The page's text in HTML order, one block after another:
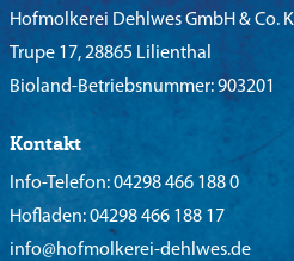
Hofmolkerei Dehlwes GmbH & Co.
Trupe 17, 28865 Lilienthal
Bioland-Betriebsnummer: 903201
Kontakt
Info-Telefon:04298 466 188 0
Hofladen:04298 466 188 17
info@hofmolkerei-dehlwes.de